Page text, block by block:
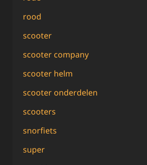
rood
scooter
scooter company
scooter helm
scooter onderdelen
scooters
snorfiets
super